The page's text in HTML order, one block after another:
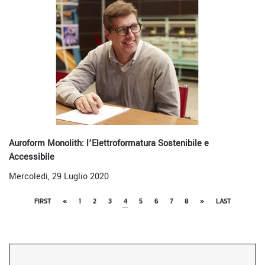
Auroform Monolith: l’Elettroformatura Sostenibile e
Accessibile
Mercoledì, 29 Luglio 2020
FIRST « 1 2 3 4 5 6 7 8 » LAST